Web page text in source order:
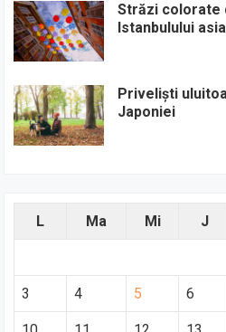
Străzi colorate
Istanbulului
Priveliști
Japoniei
L Ma Mi J
3 4 5 6